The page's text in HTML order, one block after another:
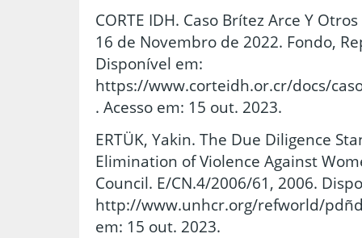
CORTE IDH. Caso Brítez Arce Y
16 de Novembro de 2022. Fondo,
Disponível em:
https://www.corteidh.or.cr/docs/
. Acesso em: 15 out. 2023.
ERTÜK, Yakin. The Due Diligence
Elimination of Violence Against
Council. E/CN.4/2006/61, 2006.
http://www.unhcr.org/refworld/
em: 15 out. 2023.